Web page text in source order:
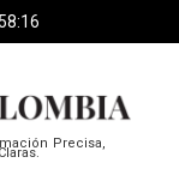
Precisa,